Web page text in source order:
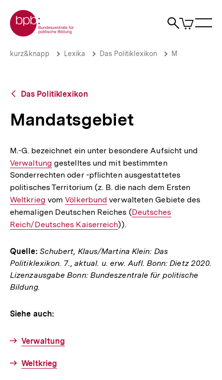
zum
Seiteninhalt
springen
Zur Startseite der bpb
Suche
Artikel
im
Mandatsgebiet
Brotkrümelnavigation
Pfadnavigation
kurz&knapp Lexika Das Politiklexikon M
Zurück
Übersicht
Das Politiklexikon
Mandatsgebiet
M.-G. bezeichnet ein unter besondere Aufsicht und
Verwaltung gestelltes und mit bestimmten
Sonderrechten oder -pflichten ausgestattetes
politisches Territorium (z. B. die nach dem Ersten
Link:
Weltkrieg vomInterner
Link:
Völkerbund verwalteten Gebiete des
ehemaligen Deutschen Reiches (Interner
Deutsches
Reich/Deutsches Kaiserreich)).
Quelle: Schubert, Klaus/Martina Klein: Das
Politiklexikon. 7., aktual. u. erw. Aufl. Bonn: Dietz 2020.
Lizenzausgabe Bonn: Bundeszentrale für politische
Bildung.
Siehe auch:
Verwaltung
Weltkrieg